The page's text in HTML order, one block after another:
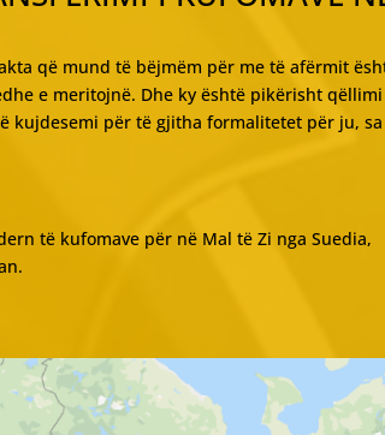
që mund të bëjmëm për me të afërmit
e meritojnë. Dhe ky është pikërisht qëllimi
kujdesemi për të gjitha formalitetet për ju, sa
të kufomave për në Mal të Zi nga Suedia,